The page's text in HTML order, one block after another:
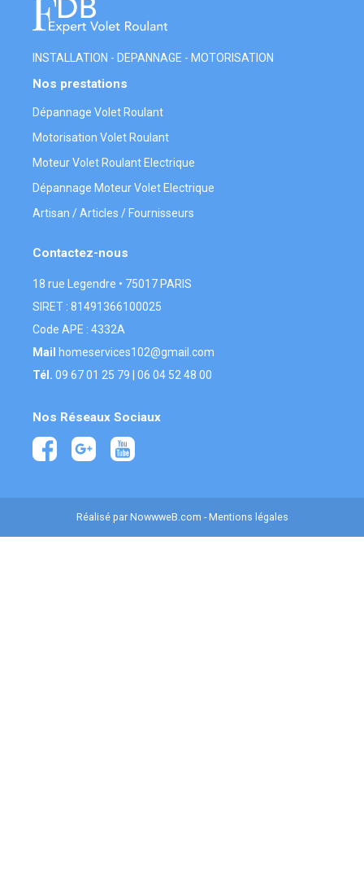
INSTALLATION - DEPANNAGE - MOTORISATION
Nos prestations
Dépannage Volet Roulant
Motorisation Volet Roulant
Moteur Volet Roulant Electrique
Dépannage Moteur Volet Electrique
Artisan / Articles / Fournisseurs
Contactez-nous
18 rue Legendre • 75017 PARIS
SIRET : 81491366100025
Code APE : 4332A
Mail
homeservices102@gmail.com
Tél. 09 67 01 25 79 06 04 52 48 00
Nos Réseaux Sociaux
Réalisé par NowwweB.com -Mentions légales